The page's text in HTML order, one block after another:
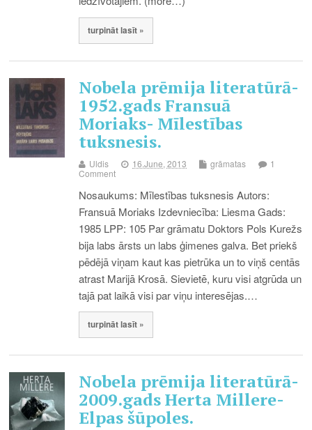
turpināt lasīt »
Nobela prēmija literatūrā-
1952.gads Fransuā
Moriaks- Mīlestības
tuksnesis.
Uldis 16.June, 2013 grāmatas
1
Comment
Nosaukums: Mīlestības tuksnesis Autors:
Fransuā Moriaks Izdevniecība: Liesma Gads:
1985 LPP: 105 Par grāmatu Doktors Pols Kurežs
bija labs ārsts un labs ģimenes galva. Bet priekš
pēdējā viņam kaut kas pietrūka un to viņš centās
atrast Marijā Krosā. Sievietē, kuru visi atgrūda un
tajā pat laikā visi par viņu interesējas.…
turpināt lasīt »
Nobela prēmija literatūrā-
2009.gads Herta Millere-
Elpas šūpoles.